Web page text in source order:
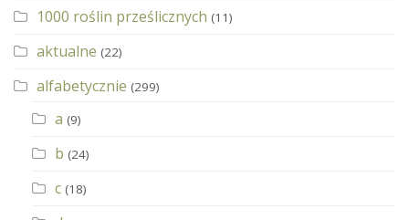
1000 roślin prześlicznych (11)
aktualne (22)
alfabetycznie (299)
a (9)
b (24)
c (18)